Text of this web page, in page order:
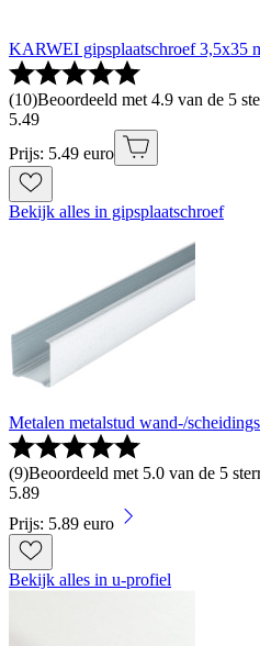
KARWEI gipsplaatschroef 3,5x35
(10)Beoordeeld met 4.9 van de 5
5.49
Prijs: 5.49 euro
Bekijk alles in gipsplaatschroef
Metalen metalstud wand-/
(9)Beoordeeld met 5.0 van de 5
5.89
Prijs: 5.89 euro
Bekijk alles in u-profiel